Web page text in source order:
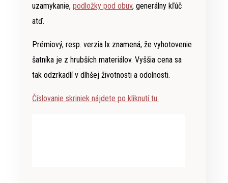
uzamykanie, podložky pod obuv, generálny kľúč
atď.
Prémiový, resp. verzia lx znamená, že vyhotovenie
šatníka je z hrubších materiálov. Vyššia cena sa
tak odzrkadlí v dlhšej životnosti a odolnosti.
Číslovanie skriniek nájdete po kliknutí tu.